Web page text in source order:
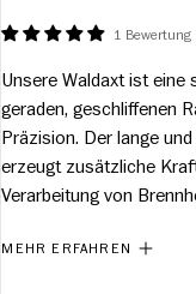
1 Bewertung
Unsere Waldaxt ist eine
geraden, geschliffenen
Präzision. Der lange
erzeugt zusätzliche
Verarbeitung von
handgeschmiedet und
MEHR ERFAHREN